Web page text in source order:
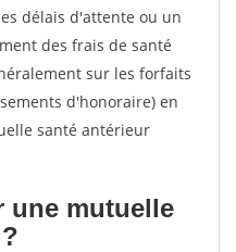
délais d'attente ou un
des frais de santé
sur les forfaits
d'honoraire) en
santé antérieur
une mutuelle